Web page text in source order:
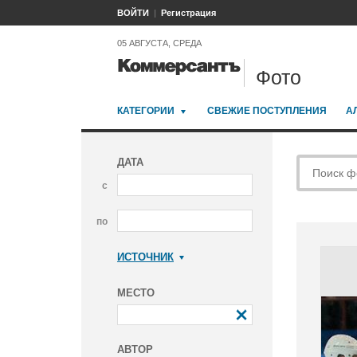
ВОЙТИ Регистрация
05 АВГУСТА, СРЕДА
Фото
КАТЕГОРИИ СВЕЖИЕ ПОСТУПЛЕНИЯ
ДАТА
с
по
ИСТОЧНИК
МЕСТО
АВТОР